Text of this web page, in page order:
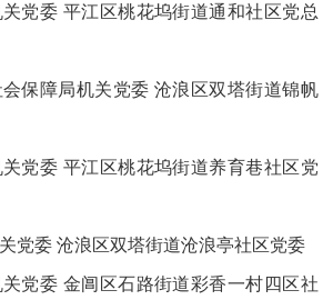
党委 平江区桃花坞街道通和社区党总
保障局机关党委 沧浪区双塔街道锦帆
党委 平江区桃花坞街道养育巷社区党
党委 沧浪区双塔街道沧浪亭社区党委
党委 金阊区石路街道彩香一村四区社